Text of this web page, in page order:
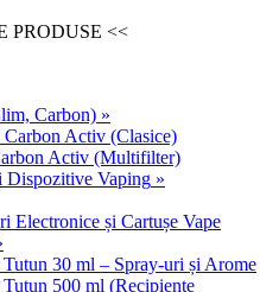
PRODUSE <<
Carbon) »
Activ (Clasice)
Activ (Multifilter)
Dispozitive Vaping »
Electronice și Cartușe Vape
30 ml – Spray-uri și Arome
500 ml (Recipiente